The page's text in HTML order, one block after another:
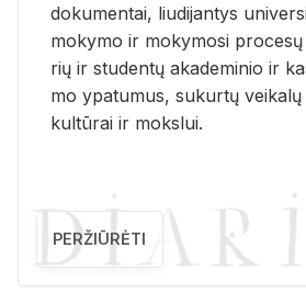
do­ku­men­tai, liu­di­jan­tys
mo­ky­mo ir mo­ky­mo­si
rių ir stu­den­tų aka­de­mi­nio ir
mo ypa­tu­mus, su­kur­tų
kul­tū­rai ir moks­lui.
PERŽIŪRĖTI